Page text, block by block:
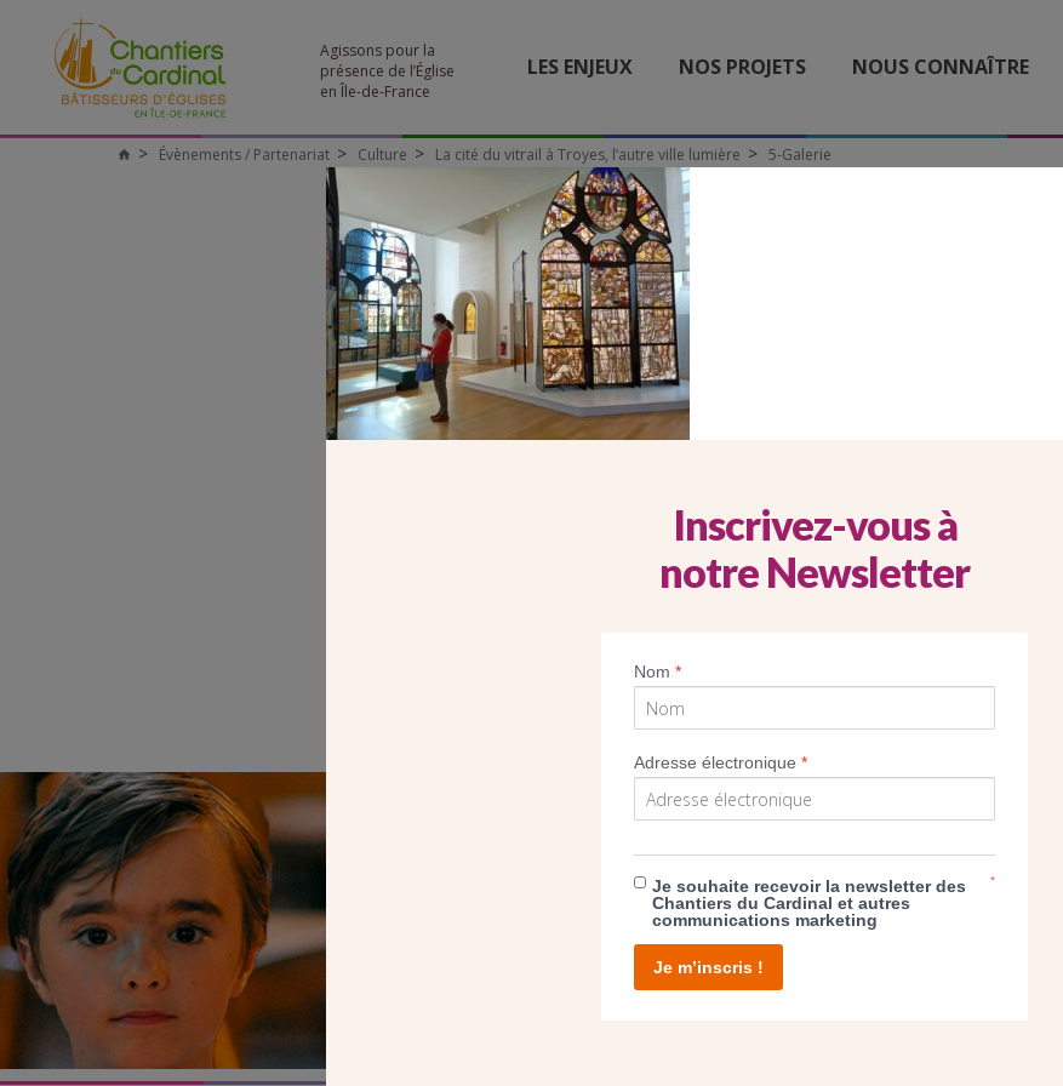
Agissons pour la
présence de l’Église
en Île-de-France
LES ENJEUX NOS PROJETS NOUS CONNAÎTRE
Chantiers
Évènements / Partenariat Culture La cité du vitrail à Troyes, l’autre ville lumière 5-Galerie
Imprimer
SEUL VOTRE DON
NOUS PERMET D’AGIR
Inscrivez-vous à
notre Newsletter
Nom*
Adresse électronique*
Je souhaite recevoir la newsletter des
Chantiers du Cardinal et autres
communications marketing
*
Je m’inscris !